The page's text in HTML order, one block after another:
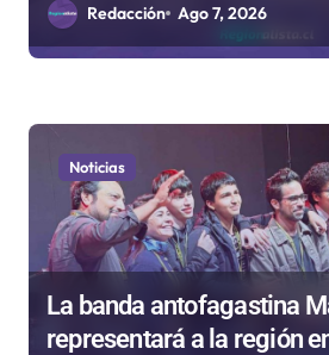
s
en Antofagasta
Redacción Ago 7, 2026
Noticias
La banda antofagastina
representará a la región en el